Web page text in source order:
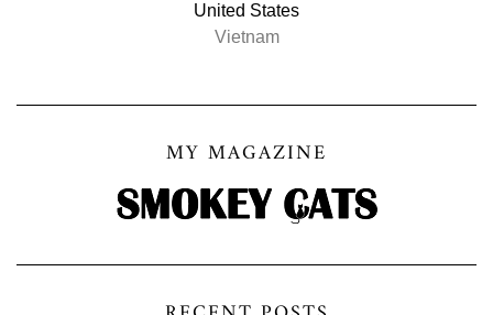
United States
Vietnam
MY MAGAZINE